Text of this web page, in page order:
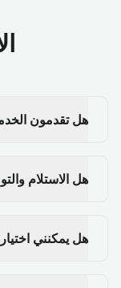
هل تقدمون
هل الاستلام
هل يمكنني